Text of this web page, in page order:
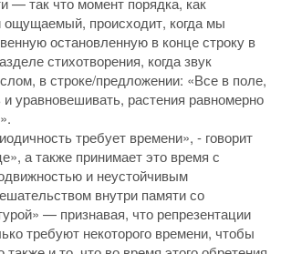
ощущаемый, происходит, когда мы
остановленную в конце строку в
стихотворения, когда звук
в строке/предложении: «Все в поле,
уравновешивать, растения равномерно
требует времени», - говорит
а также принимает это время с
и неустойчивым
внутри памяти со
— признавая, что репрезентации
требуют некоторого времени, чтобы